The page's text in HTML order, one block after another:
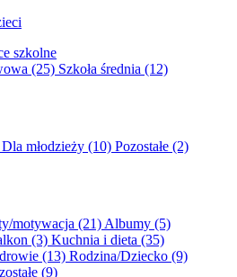
szkolne
(25) Szkoła średnia (12)
Dla młodzieży (10) Pozostałe (2)
motywacja (21) Albumy (5)
(3) Kuchnia i dieta (35)
(13) Rodzina/Dziecko (9)
(9)